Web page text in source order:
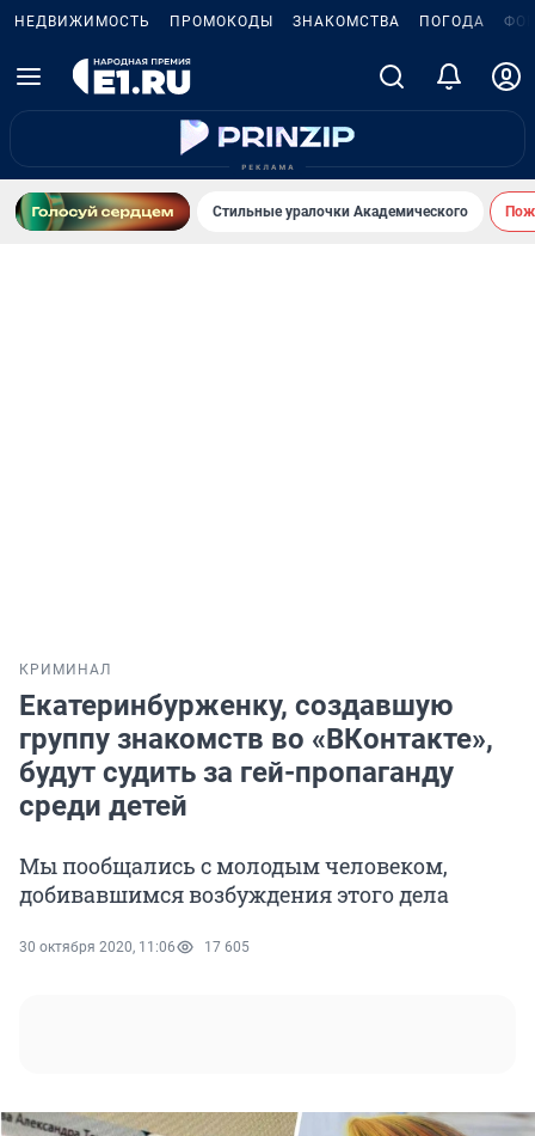
НЕДВИЖИМОСТЬ ПРОМОКОДЫ ЗНАКОМСТВА ПОГОДА
Стильные уралочки Академического
КРИМИНАЛ
Екатеринбурженку, создавшую
группу знакомств во «ВКонтакте»,
будут судить за гей-пропаганду
среди детей
Мы пообщались с молодым человеком,
добивавшимся возбуждения этого дела
30 октября 2020, 11:06 17 605